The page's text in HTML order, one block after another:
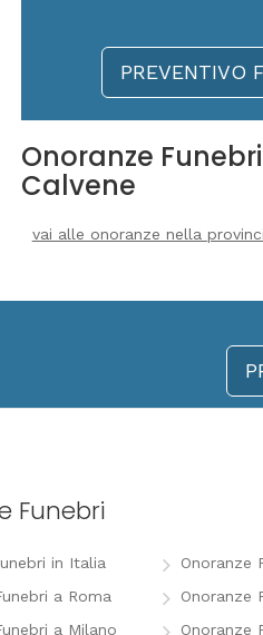
PREVENTIVO
Onoranze
Calvene
vai alle onoranze nella
Funebri
in Italia
a Roma
a Milano
Onoranze
Onoranze
Onoranze